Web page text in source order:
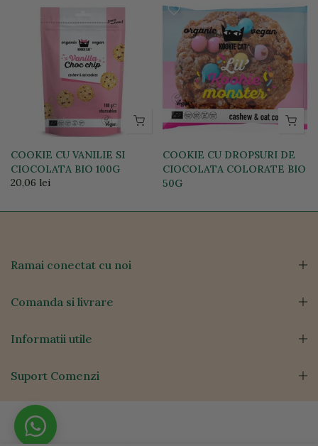
COOKIE CU VANILIE SI
CIOCOLATA BIO 100G
20,06 lei
COOKIE CU DROPSURI DE
CIOCOLATA COLORATE BIO
50G
Ramai conectat cu noi
Comanda si livrare
Informatii utile
Suport Comenzi